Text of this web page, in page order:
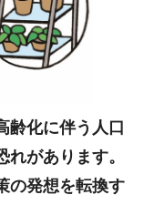
齢化に伴う人口
があります。
の発想を転換す